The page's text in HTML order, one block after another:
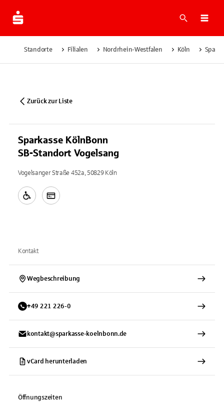
Suche
Standorte Filialen Nordrhein-Westfalen Köln
Zurück zur Liste
Sparkasse KölnBonn
SB-Standort Vogelsang
Vogelsanger Straße 452a, 50829 Köln
Kontakt
Wegbeschreibung
+49 221 226-0
kontakt@sparkasse-koelnbonn.de
vCard herunterladen
Öffnungszeiten